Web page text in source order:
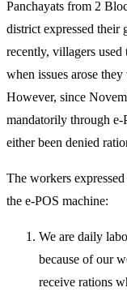
Panchayats from 2
district expressed their
recently, villagers used
when issues arose
However, since
mandatorily through e-
either been denied
The workers
the e-POS machine:
We are daily
because of our
receive rations